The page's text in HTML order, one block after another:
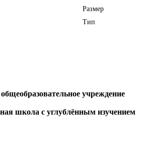
Размер
Тип
учреждение
школа с углублённым изучением